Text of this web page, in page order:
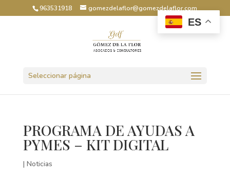
963531918 gomezdelaflor@gomezdelaflor.com
Seleccionar página
PROGRAMA DE AYUDAS A
PYMES – KIT DIGITAL
| Noticias
ES